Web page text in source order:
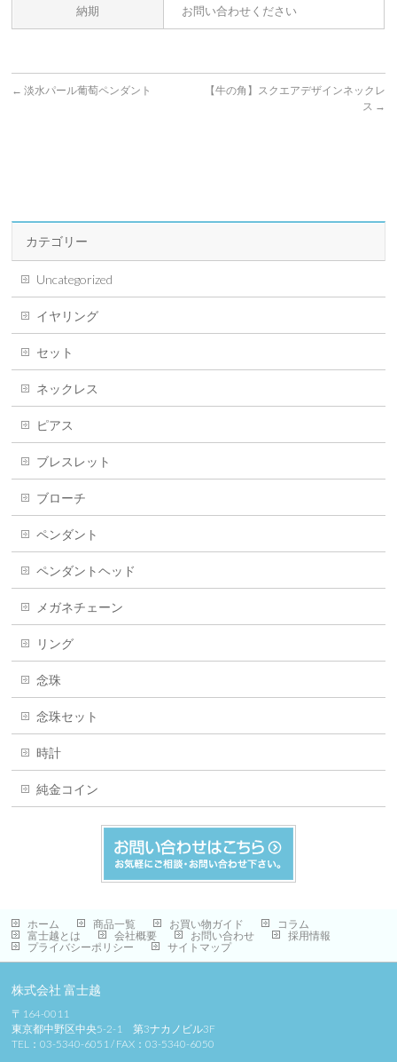
納期 お問い合わせください
← 淡水パール葡萄ペンダント
【牛の角】スクエアデザインネックレ
ス →
カテゴリー
Uncategorized
イヤリング
セット
ネックレス
ピアス
ブレスレット
ブローチ
ペンダント
ペンダントヘッド
メガネチェーン
リング
念珠
念珠セット
時計
純金コイン
ホーム 商品一覧 お買い物ガイド
コラム
富士越とは
会社概要 お問い合わせ
採用情報
プライバシーポリシー
サイトマップ
株式会社 富士越
〒164-0011
東京都中野区中央5-2-1 第3ナカノビル3F
TEL：03-5340-6051 / FAX：03-5340-6050